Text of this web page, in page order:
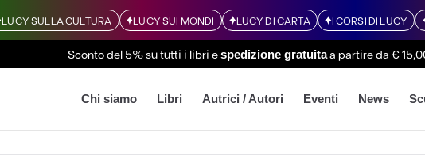
LUCY SULLA CULTURA LUCY SUI MONDI LUCY DI CARTA I CORSI DI LUCY
Sconto del 5% su tutti i libri espedizione gratuitaa partire da €
Chi siamo Libri Autrici / Autori Eventi News